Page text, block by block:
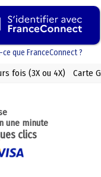
ce que FranceConnect ?
fois (3X ou 4X) Carte
une minute
clics